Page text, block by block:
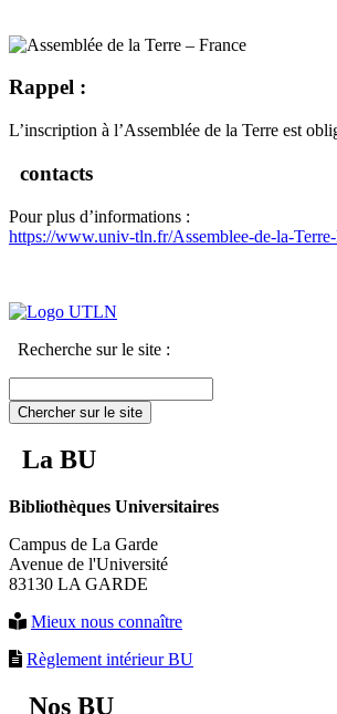
Rappel :
L’inscription à l’Assemblée de la Terre est
contacts
Pour plus d’informations :
https://www.univ-tln.fr/Assemblee-de-la-
Recherche sur le site :
Chercher sur le site
La BU
Bibliothèques Universitaires
Campus de La Garde
Avenue de l'Université
83130 LA GARDE
Mieux nous connaître
Règlement intérieur BU
Nos BU